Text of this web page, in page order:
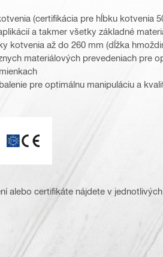
(certifikácia pre hĺbku kotvenia
a takmer všetky základné
kotvenia až do 260 mm (dĺžka
materiálových prevedeniach pre
pre optimálnu manipuláciu a
alebo certifikáte nájdete v